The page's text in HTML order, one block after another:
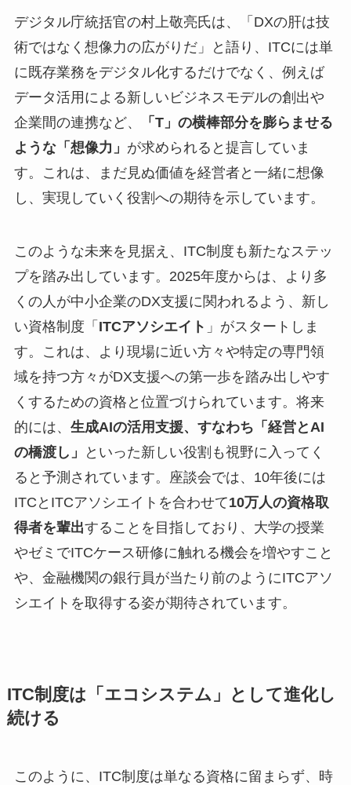
デジタル庁統括官の村上敬亮氏は、「DXの肝は技
術ではなく想像力の広がりだ」と語り、ITCには単
に既存業務をデジタル化するだけでなく、例えば
データ活用による新しいビジネスモデルの創出や
企業間の連携など、
「T」の横棒部分を膨らませる
ような「想像力」 が求められると提言していま
す。これは、まだ見ぬ価値を経営者と一緒に想像
し、実現していく役割への期待を示しています。
このような未来を見据え、ITC制度も新たなステッ
プを踏み出しています。2025年度からは、より多
くの人が中小企業のDX支援に関われるよう、新し
い資格制度「 ITCアソシエイト 」がスタートしま
す。これは、より現場に近い方々や特定の専門領
域を持つ方々がDX支援への第一歩を踏み出しやす
くするための資格と位置づけられています。将来
的には、 生成AIの活用支援、すなわち「経営とAI
の橋渡し」
といった新しい役割も視野に入ってく
ると予測されています。座談会では、10年後には
ITCとITCアソシエイトを合わせて10万人の資格取
得者を輩出することを目指しており、大学の授業
やゼミでITCケース研修に触れる機会を増やすこと
や、金融機関の銀行員が当たり前のようにITCアソ
シエイトを取得する姿が期待されています。
ITC制度は「エコシステム」として進化し
続ける
このように、ITC制度は単なる資格に留まらず、時